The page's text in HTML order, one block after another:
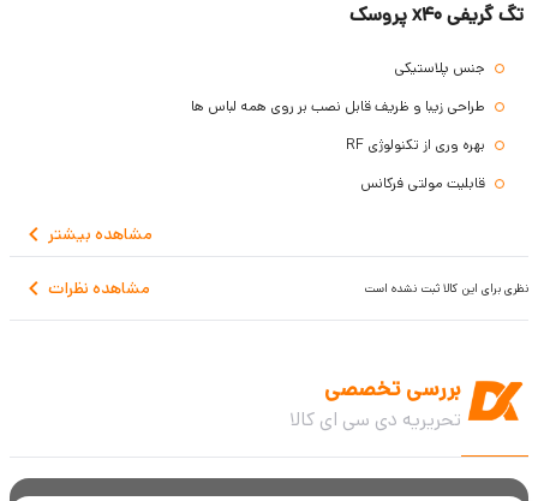
تگ گریفی x40 پروسک
جنس پلاستیکی
طراحی زیبا و ظریف قابل نصب بر روی همه لباس ها
بهره وری از تکنولوژی RF
قابلیت مولتی فرکانس
مشاهده بیشتر
مشاهده نظرات نظری برای این کالا ثبت نشده است
بررسی تخصصی
تحریریه دی سی ای کالا